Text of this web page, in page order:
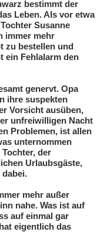
bestimmt der
Leben. Als vor etwa
Susanne
immer mehr
zu bestellen und
ein Fehlalarm den
genervt. Opa
ihre suspekten
Vorsicht ausüben,
unfreiwilligen Nacht
Problemen, ist allen
unternommen
der
Urlaubsgäste,
dabei.
mehr außer
nahe. Was ist auf
auf einmal gar
eigentlich das